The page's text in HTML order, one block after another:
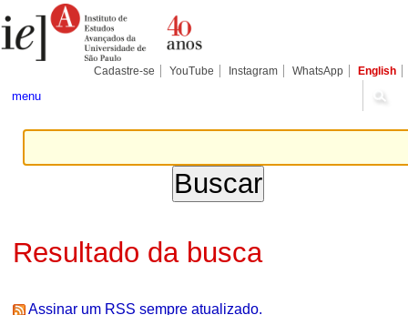
para
conteúdo.
Pessoais
Cadastre-se YouTube Instagram WhatsApp English
menu
Resultado da busca
Assinar um RSS sempre atualizado.